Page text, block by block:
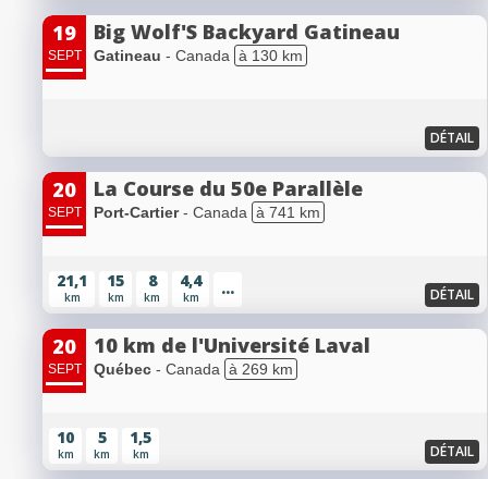
19
SEPT
Big Wolf'S Backyard Gatineau
Gatineau - Canada à 130 km
DÉTAIL
20
SEPT
La Course du 50e Parallèle
Port-Cartier- Canada à 741 km
21,1
km
15
km
8
km
4,4
km ... DÉTAIL
20
SEPT
10 km de l'Université Laval
Québec - Canada à 269 km
10
km
5
km
1,5
km DÉTAIL